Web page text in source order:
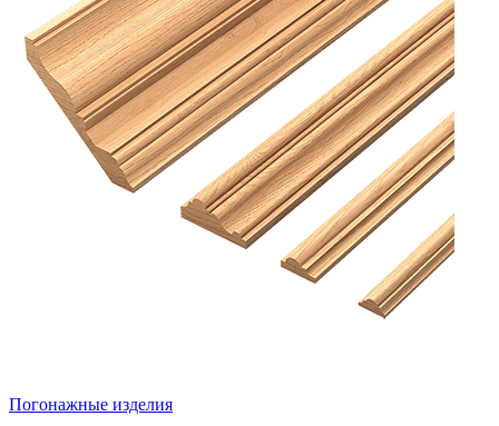
Погонажные изделия